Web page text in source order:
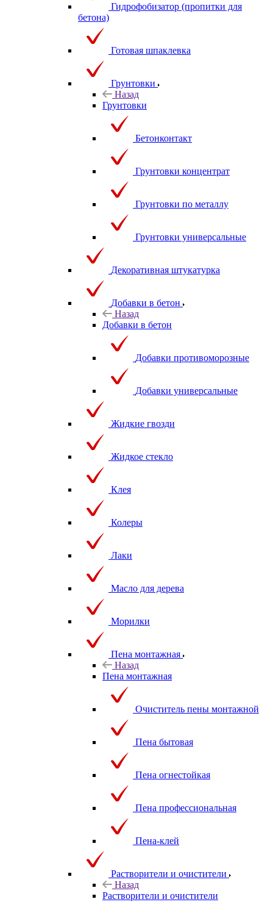
Гидрофобизатор (пропитки для
бетона)
Готовая шпаклевка
Грунтовки
Назад
Грунтовки
Бетонконтакт
Грунтовки концентрат
Грунтовки по металлу
Грунтовки универсальные
Декоративная штукатурка
Добавки в бетон
Назад
Добавки в бетон
Добавки противоморозные
Добавки универсальные
Жидкие гвозди
Жидкое стекло
Клея
Колеры
Лаки
Масло для дерева
Морилки
Пена монтажная
Назад
Пена монтажная
Очиститель пены монтажной
Пена бытовая
Пена огнестойкая
Пена профессиональная
Пена-клей
Растворители и очистители
Назад
Растворители и очистители